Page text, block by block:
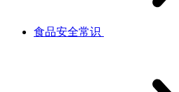
食品安全常识